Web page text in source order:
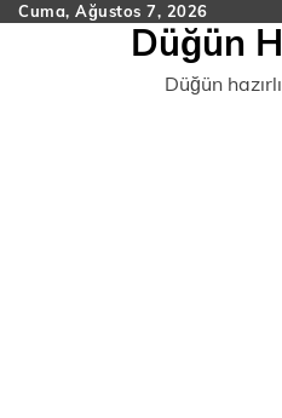
SkipCuma, Ağustos 7, 2026
Düğün
Düğün